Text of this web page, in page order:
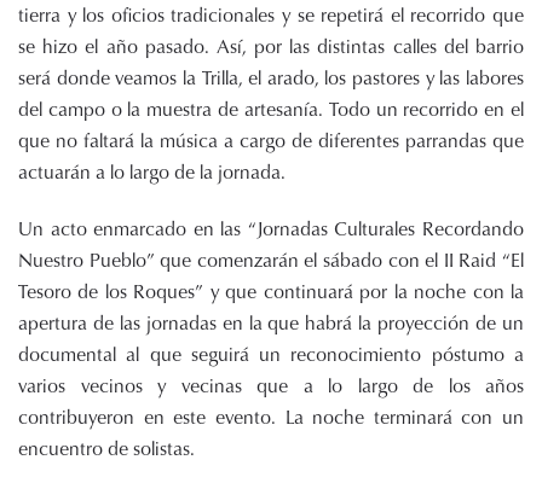
tierra y los oficios tradicionales y se repetirá el recorrido que
se hizo el año pasado. Así, por las distintas calles del barrio
será donde veamos la Trilla, el arado, los pastores y las labores
del campo o la muestra de artesanía. Todo un recorrido en el
que no faltará la música a cargo de diferentes parrandas que
actuarán a lo largo de la jornada.
Un acto enmarcado en las “Jornadas Culturales Recordando
Nuestro Pueblo” que comenzarán el sábado con el II Raid “El
Tesoro de los Roques” y que continuará por la noche con la
apertura de las jornadas en la que habrá la proyección de un
documental al que seguirá un reconocimiento póstumo a
varios vecinos y vecinas que a lo largo de los años
contribuyeron en este evento. La noche terminará con un
encuentro de solistas.